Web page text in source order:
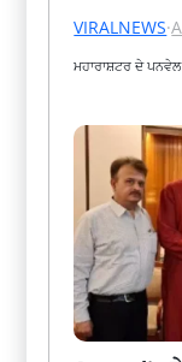
VIRALNEWS·
ਮਹਾਰਾਸ਼ਟਰ ਦੇ